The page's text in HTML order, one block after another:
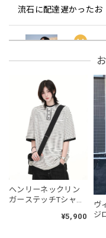
流石に配達遅かったお
レッド/L
2026/
ブラック/L
2026/
2026/05/
ヘンリーネックリン
ガーステッチTシャツ
¥5,900
ヴ
ジ